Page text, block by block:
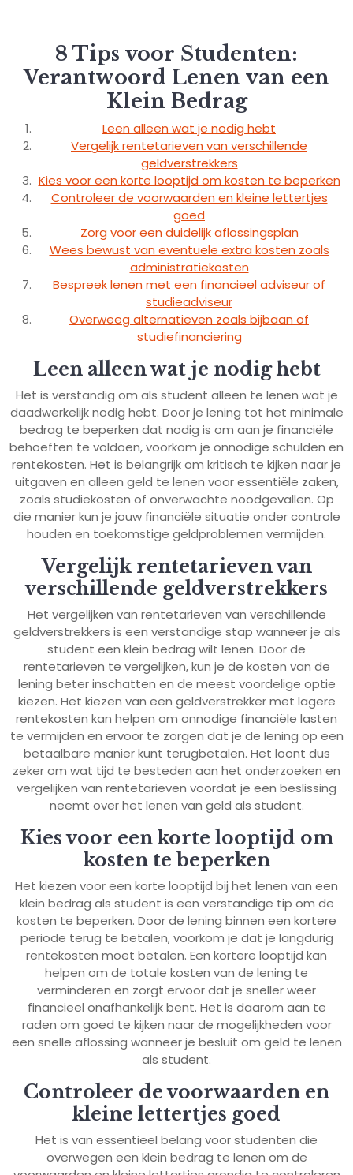
8 Tips voor Studenten:
Verantwoord Lenen van een
Klein Bedrag
Leen alleen wat je nodig hebt
Vergelijk rentetarieven van verschillende
geldverstrekkers
Kies voor een korte looptijd om kosten te beperken
Controleer de voorwaarden en kleine lettertjes
goed
Zorg voor een duidelijk aflossingsplan
Wees bewust van eventuele extra kosten zoals
administratiekosten
Bespreek lenen met een financieel adviseur of
studieadviseur
Overweeg alternatieven zoals bijbaan of
studiefinanciering
Leen alleen wat je nodig hebt
Het is verstandig om als student alleen te lenen wat je
daadwerkelijk nodig hebt. Door je lening tot het minimale
bedrag te beperken dat nodig is om aan je financiële
behoeften te voldoen, voorkom je onnodige schulden en
rentekosten. Het is belangrijk om kritisch te kijken naar je
uitgaven en alleen geld te lenen voor essentiële zaken,
zoals studiekosten of onverwachte noodgevallen. Op
die manier kun je jouw financiële situatie onder controle
houden en toekomstige geldproblemen vermijden.
Vergelijk rentetarieven van
verschillende geldverstrekkers
Het vergelijken van rentetarieven van verschillende
geldverstrekkers is een verstandige stap wanneer je als
student een klein bedrag wilt lenen. Door de
rentetarieven te vergelijken, kun je de kosten van de
lening beter inschatten en de meest voordelige optie
kiezen. Het kiezen van een geldverstrekker met lagere
rentekosten kan helpen om onnodige financiële lasten
te vermijden en ervoor te zorgen dat je de lening op een
betaalbare manier kunt terugbetalen. Het loont dus
zeker om wat tijd te besteden aan het onderzoeken en
vergelijken van rentetarieven voordat je een beslissing
neemt over het lenen van geld als student.
Kies voor een korte looptijd om
kosten te beperken
Het kiezen voor een korte looptijd bij het lenen van een
klein bedrag als student is een verstandige tip om de
kosten te beperken. Door de lening binnen een kortere
periode terug te betalen, voorkom je dat je langdurig
rentekosten moet betalen. Een kortere looptijd kan
helpen om de totale kosten van de lening te
verminderen en zorgt ervoor dat je sneller weer
financieel onafhankelijk bent. Het is daarom aan te
raden om goed te kijken naar de mogelijkheden voor
een snelle aflossing wanneer je besluit om geld te lenen
als student.
Controleer de voorwaarden en
kleine lettertjes goed
Het is van essentieel belang voor studenten die
overwegen een klein bedrag te lenen om de